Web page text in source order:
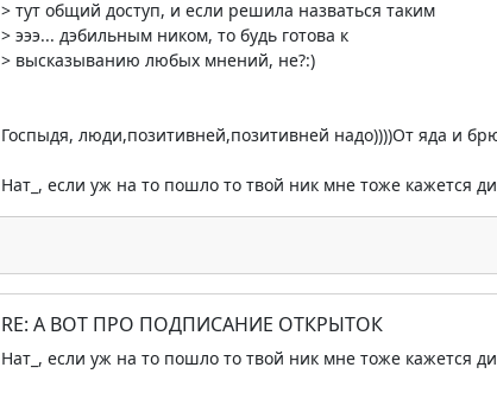
> тут общий доступ, и если решила назваться таким
> эээ... дэбильным ником, то будь готова к
> высказыванию любых мнений, не?:)
Госпыдя, люди,позитивней,позитивней надо))))От яда и
Нат_, если уж на то пошло то твой ник мне тоже кажется
RE: А ВОТ ПРО ПОДПИСАНИЕ ОТКРЫТОК
Нат_, если уж на то пошло то твой ник мне тоже кажется